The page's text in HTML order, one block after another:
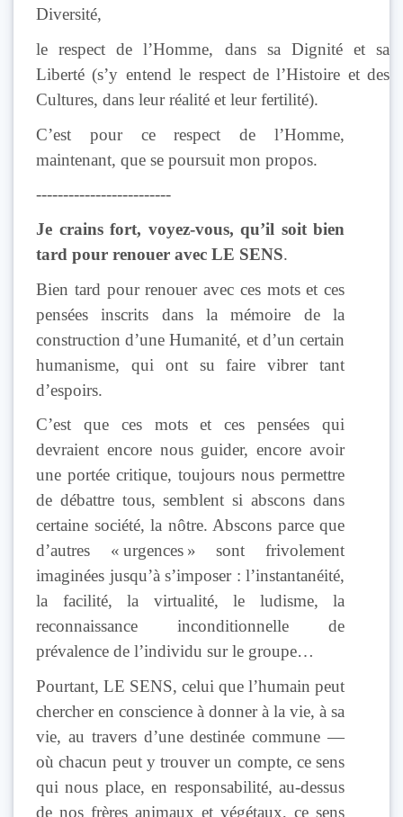
Diversité,
le respect de l’Homme, dans sa Dignité et sa
Liberté (s’y entend le respect de l’Histoire et des
Cultures, dans leur réalité et leur fertilité).
C’est pour ce respect de l’Homme,
maintenant, que se poursuit mon propos.
-------------------------
Je crains fort, voyez-vous, qu’il soit bien
tard pour renouer avec LE SENS.
Bien tard pour renouer avec ces mots et ces
pensées inscrits dans la mémoire de la
construction d’une Humanité, et d’un certain
humanisme, qui ont su faire vibrer tant
d’espoirs.
C’est que ces mots et ces pensées qui
devraient encore nous guider, encore avoir
une portée critique, toujours nous permettre
de débattre tous, semblent si abscons dans
certaine société, la nôtre. Abscons parce que
d’autres « urgences » sont frivolement
imaginées jusqu’à s’imposer : l’instantanéité,
la facilité, la virtualité, le ludisme, la
reconnaissance inconditionnelle de
prévalence de l’individu sur le groupe…
Pourtant, LE SENS, celui que l’humain peut
chercher en conscience à donner à la vie, à sa
vie, au travers d’une destinée commune —
où chacun peut y trouver un compte, ce sens
qui nous place, en responsabilité, au-dessus
de nos frères animaux et végétaux, ce sens